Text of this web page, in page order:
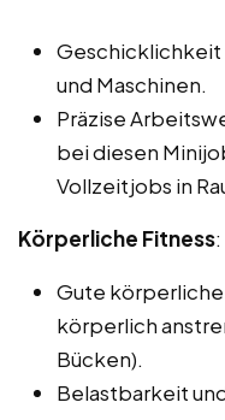
Geschicklichkeit
und Maschinen.
Präzise
bei diesen
Vollzeitjobs in
Körperliche Fitness:
Gute
körperlich
Bücken).
Belastbarkeit